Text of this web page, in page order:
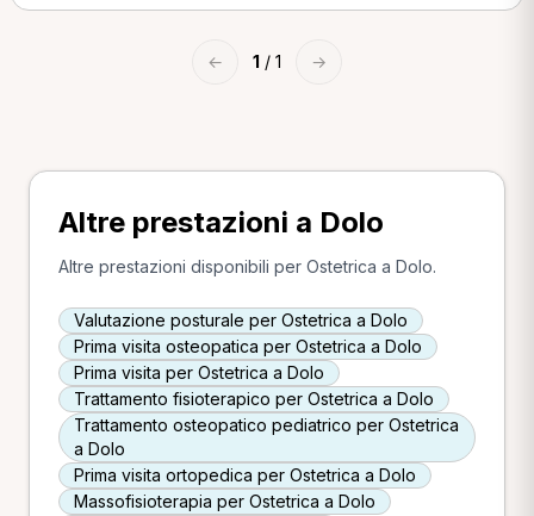
← 1 / 1 →
Altre prestazioni a Dolo
Altre prestazioni disponibili per Ostetrica a Dolo.
Valutazione posturale per Ostetrica a Dolo
Prima visita osteopatica per Ostetrica a Dolo
Prima visita per Ostetrica a Dolo
Trattamento fisioterapico per Ostetrica a Dolo
Trattamento osteopatico pediatrico per Ostetrica
a Dolo
Prima visita ortopedica per Ostetrica a Dolo
Massofisioterapia per Ostetrica a Dolo